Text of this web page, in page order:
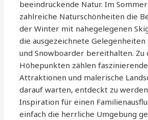
beeindruckende Natur. Im
zahlreiche Naturschönheiten die
der Winter mit nahegelegenen
die ausgezeichnete
und Snowboarder bereithalten. Zu
Höhepunkten zählen
Attraktionen und malerische
darauf warten, entdeckt zu
Inspiration für einen
einfach die herrliche Umgebung